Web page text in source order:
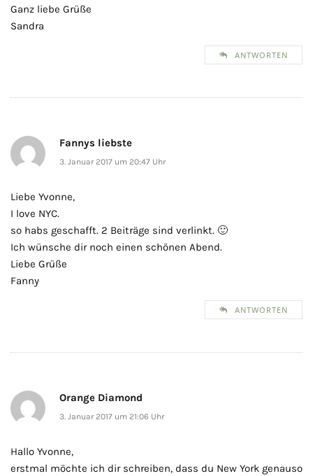
Ganz liebe Grüße
Sandra
ANTWORTEN
Fannys liebste
3. Januar 2017 um 20:47 Uhr
Liebe Yvonne,
I love NYC.
so habs geschafft. 2 Beiträge sind verlinkt. 🙂
Ich wünsche dir noch einen schönen Abend.
Liebe Grüße
Fanny
ANTWORTEN
Orange Diamond
3. Januar 2017 um 21:06 Uhr
Hallo Yvonne,
erstmal möchte ich dir schreiben, dass du New York genauso